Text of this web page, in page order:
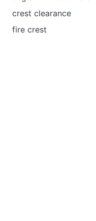
crest clearance
fire crest